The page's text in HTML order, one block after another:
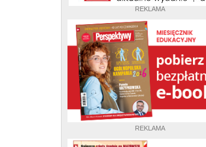
REKLAMA
REKLAMA